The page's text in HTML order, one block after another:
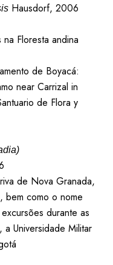
Hausdorf, 2006
Floresta andina
de Boyacá:
near Carrizal in
de Flora y
de Nova Granada,
bem como o nome
durante as
Universidade Militar